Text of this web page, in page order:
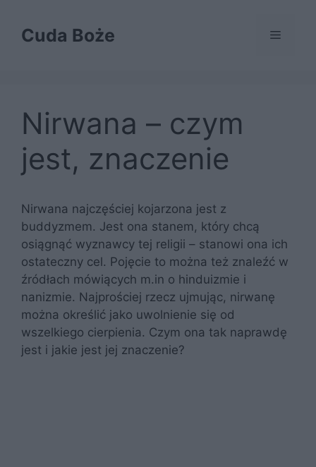
treściCuda Boże Menu
Nirwana – czym
jest, znaczenie
Nirwana najczęściej kojarzona jest z
buddyzmem. Jest ona stanem, który chcą
osiągnąć wyznawcy tej religii – stanowi ona ich
ostateczny cel. Pojęcie to można też znaleźć w
źródłach mówiących m.in o hinduizmie i
nanizmie. Najprościej rzecz ujmując, nirwanę
można określić jako uwolnienie się od
wszelkiego cierpienia. Czym ona tak naprawdę
jest i jakie jest jej znaczenie?